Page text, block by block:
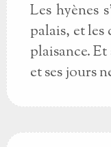
Les hyènes
palais, et les
plaisance.
et ses jours